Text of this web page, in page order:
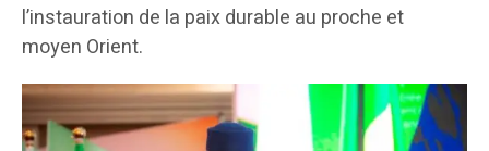
l’instauration de la paix durable au proche et
moyen Orient.